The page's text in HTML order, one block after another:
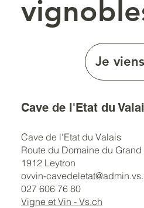
Je
Cave de l'Etat du
Cave de l'Etat du Valais
Route du Domaine du
1912 Leytron
ovvin-
027 606 76 80
Vigne et Vin - Vs.ch